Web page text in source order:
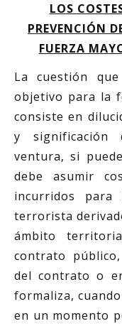
LOS
PREVENCIÓN
FUERZA
La cuestión
objetivo para la
consiste en
y
ventura, si
debe asumir
incurridos
terrorista
ámbito
contrato
del contrato o
formaliza,
en un momento